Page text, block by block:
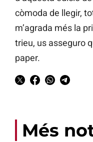
còmoda de llegir,
m’agrada més la
trieu, us asseguro
paper.
Més